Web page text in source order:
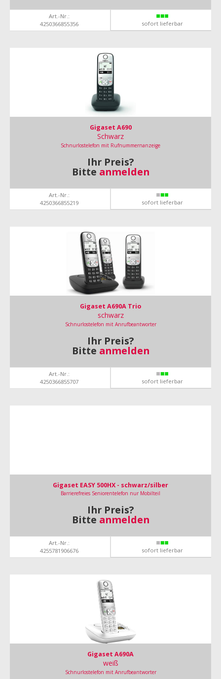
Art.-Nr.:
4250366855356
sofort lieferbar
Gigaset A690
Schwarz
Schnurlostelefon mit Rufnummernanzeige
Ihr Preis?
Bitte anmelden
Art.-Nr.:
4250366855219
sofort lieferbar
Gigaset A690A Trio
schwarz
Schnurlostelefon mit Anrufbeantworter
Ihr Preis?
Bitte anmelden
Art.-Nr.:
4250366855707
sofort lieferbar
Gigaset EASY 500HX - schwarz/silber
Barrierefreies Seniorentelefon nur Mobilteil
Ihr Preis?
Bitte anmelden
Art.-Nr.:
4255781906676
sofort lieferbar
Gigaset A690A
weiß
Schnurlostelefon mit Anrufbeantworter